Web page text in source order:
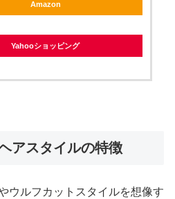
Amazon
Yahooショッピング
アスタイルの特徴
ウルフカットスタイルを想像す